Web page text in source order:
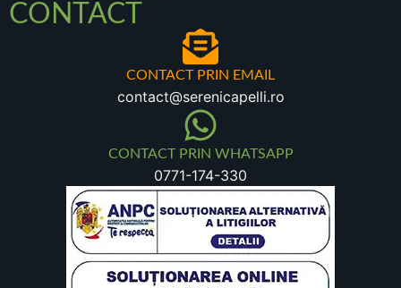
CONTACT
CONTACT PRIN EMAIL
contact@serenicapelli.ro
CONTACT PRIN WHATSAPP
0771-174-330